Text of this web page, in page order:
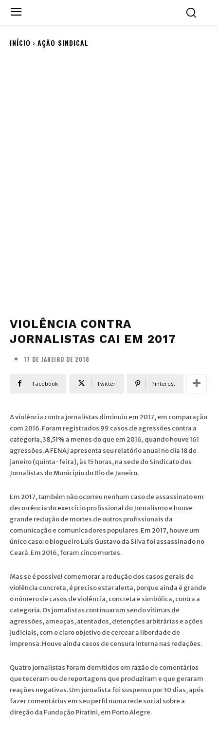
INÍCIO AÇÃO SINDICAL
VIOLÊNCIA CONTRA
JORNALISTAS CAI EM 2017
17 DE JANEIRO DE 2018
Facebook Twitter Pinterest
A violência contra jornalistas diminuiu em 2017, em comparação
com 2016. Foram registrados 99 casos de agressões contra a
categoria, 38,51% a menos do que em 2016, quando houve 161
agressões. A FENAJ apresenta seu relatório anual no dia 18 de
janeiro (quinta-feira), às 15 horas, na sede do Sindicato dos
Jornalistas do Município do Rio de Janeiro.
Em 2017, também não ocorreu nenhum caso de assassinato em
decorrência do exercício profissional do Jornalismo e houve
grande redução de mortes de outros profissionais da
comunicação e comunicadores populares. Em 2017, houve um
único caso: o blogueiro Luís Gustavo da Silva foi assassinado no
Ceará. Em 2016, foram cinco mortes.
Mas se é possível comemorar a redução dos casos gerais de
violência concreta, é preciso estar alerta, porque ainda é grande
o número de casos de violência, concreta e simbólica, contra a
categoria. Os jornalistas continuaram sendo vítimas de
agressões, ameaças, atentados, detenções arbitrárias e ações
judiciais, com o claro objetivo de cercear a liberdade de
imprensa. Houve ainda casos de censura interna nas redações.
Quatro jornalistas foram demitidos em razão de comentários
que teceram ou de reportagens que produziram e que geraram
reações negativas. Um jornalista foi suspenso por 30 dias, após
fazer comentários em seu perfil numa rede social sobre a
direção da Fundação Piratini, em Porto Alegre.